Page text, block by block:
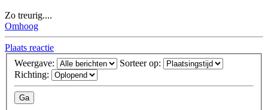
Zo treurig....
Omhoog
Plaats reactie
Weergave:
Sorteer op:
Richting: